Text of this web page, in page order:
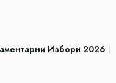
Избори 2026